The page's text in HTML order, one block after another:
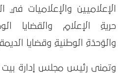
الإعلاميين والإعلاميات في
حريةِ الإعلامِ والقضايا
والوَحدَةِ الوطنيةِ وقضايا
وتمنى رئيس مجلس إدارة بيت